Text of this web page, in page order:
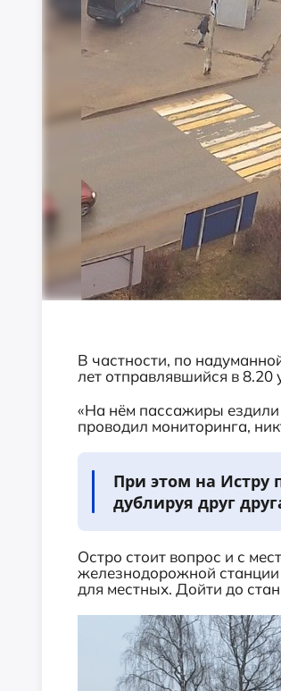
В частности, по
лет отправлявшийся в 8.20
«На нём пассажиры ездили
проводил мониторинга,
При этом на Истру
дублируя друг
Остро стоит вопрос и с
железнодорожной станции
для местных. Дойти до